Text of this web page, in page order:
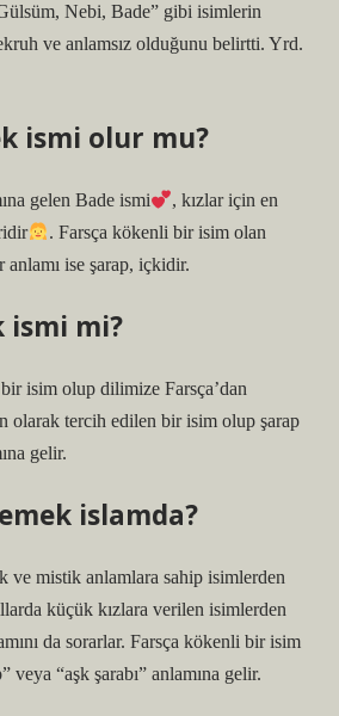
Nebi, Bade” gibi isimlerin
ve anlamsız olduğunu belirtti. Yrd.
ismi olur mu?
gelen Bade ismi
, kızlar için en
. Farsça kökenli bir isim olan
ise şarap, içkidir.
ismi mi?
isim olup dilimize Farsça’dan
olarak tercih edilen bir isim olup şarap
gelir.
islamda?
ve mistik anlamlara sahip isimlerden
küçük kızlara verilen isimlerden
da sorarlar. Farsça kökenli bir isim
veya “aşk şarabı” anlamına gelir.